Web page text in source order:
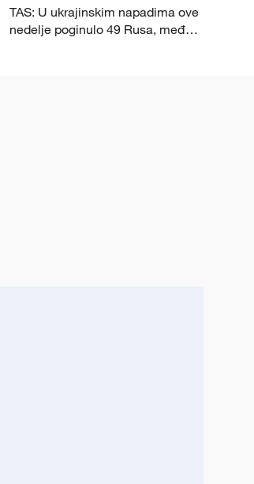
TAS: U ukrajinskim napadima ove
nedelje poginulo 49 Rusa, među